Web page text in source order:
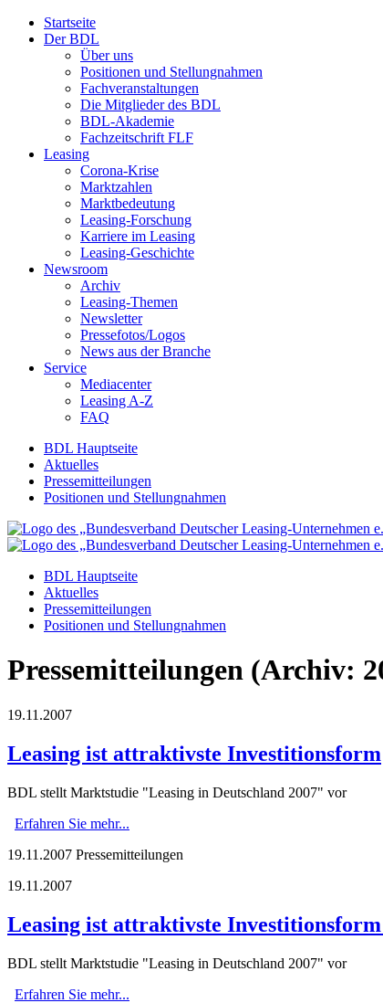
Startseite
Der BDL
Über uns
Positionen und Stellungnahmen
Fachveranstaltungen
Die Mitglieder des BDL
BDL-Akademie
Fachzeitschrift FLF
Leasing
Corona-Krise
Marktzahlen
Marktbedeutung
Leasing-Forschung
Karriere im Leasing
Leasing-Geschichte
Newsroom
Archiv
Leasing-Themen
Newsletter
Pressefotos/Logos
News aus der Branche
Service
Mediacenter
Leasing A-Z
FAQ
BDL Hauptseite
Aktuelles
Pressemitteilungen
Positionen und Stellungnahmen
BDL Hauptseite
Aktuelles
Pressemitteilungen
Positionen und Stellungnahmen
Pressemitteilungen (Archiv:
19.11.2007
Leasing ist attraktivste Investitionsform
BDL stellt Marktstudie "Leasing in Deutschland 2007" vor
Erfahren Sie mehr...
19.11.2007 Pressemitteilungen
19.11.2007
Leasing ist attraktivste Investitionsform
BDL stellt Marktstudie "Leasing in Deutschland 2007" vor
Erfahren Sie mehr...